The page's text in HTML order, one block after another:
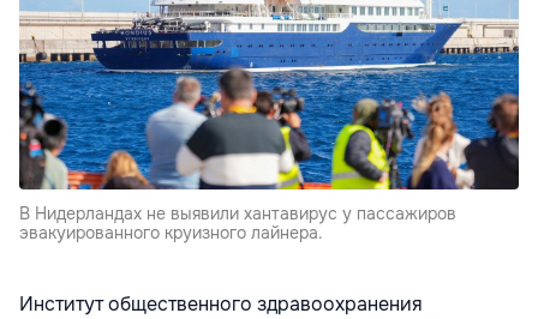
В Нидерландах не выявили хантавирус у пассажиров
эвакуированного круизного лайнера.
Институт общественного здравоохранения